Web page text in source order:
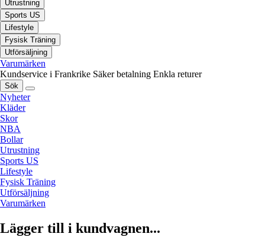
Utrustning
Sports US
Lifestyle
Fysisk Träning
Utförsäljning
Varumärken
Kundservice i Frankrike Säker betalning Enkla returer
Sök
Nyheter
Kläder
Skor
NBA
Bollar
Utrustning
Sports US
Lifestyle
Fysisk Träning
Utförsäljning
Varumärken
Lägger till i kundvagnen...